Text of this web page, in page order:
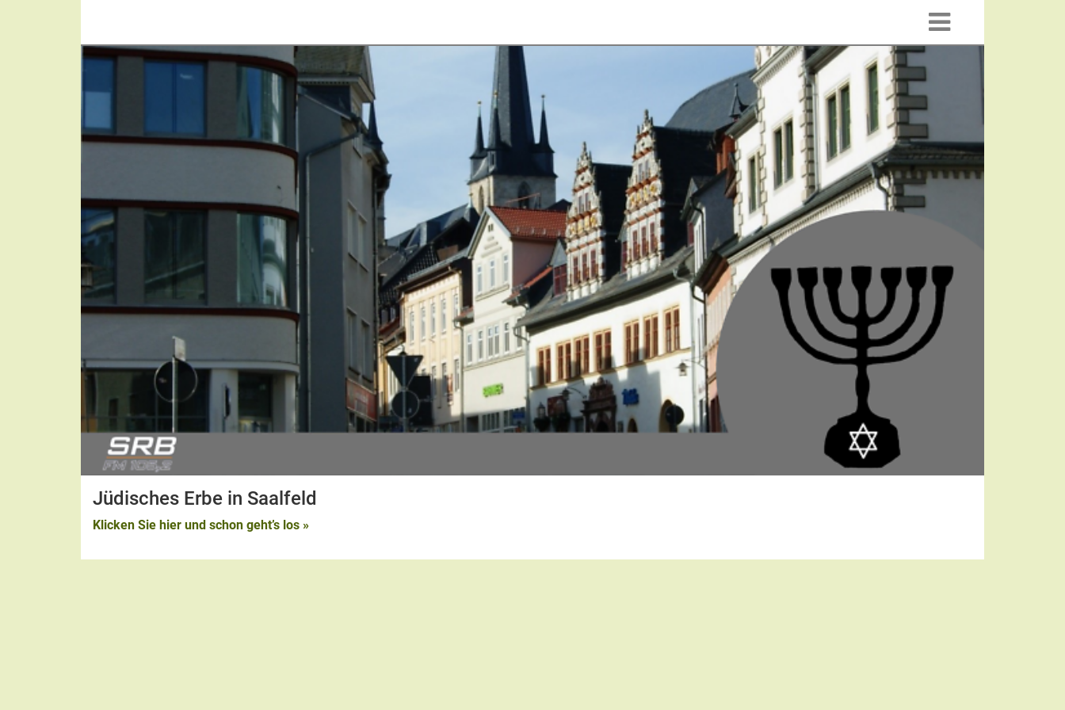
Jüdisches Erbe in Saalfeld
Klicken Sie hier und schon geht’s los »